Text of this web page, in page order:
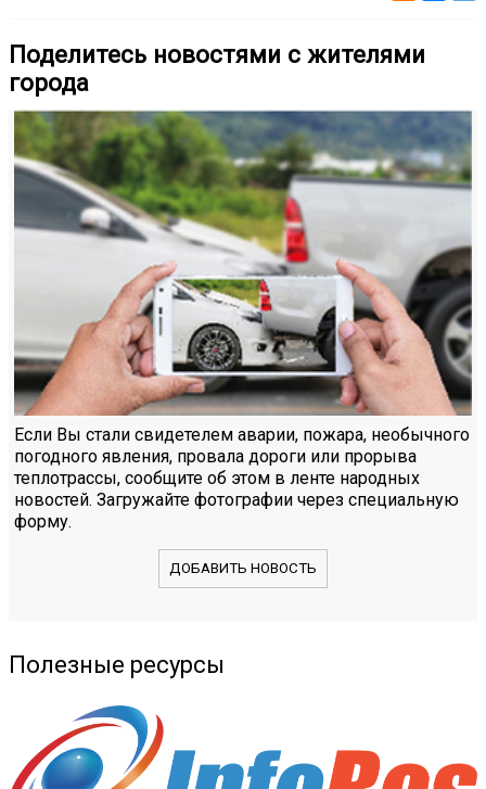
Поделитесь новостями с жителями
города
Если Вы стали свидетелем аварии, пожара, необычного
погодного явления, провала дороги или прорыва
теплотрассы, сообщите об этом в ленте народных
новостей. Загружайте фотографии через специальную
форму.
ДОБАВИТЬ НОВОСТЬ
Полезные ресурсы